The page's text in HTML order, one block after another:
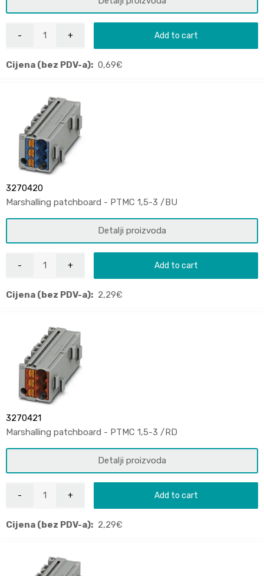
Add to cart
Cijena (bez PDV-a): 0,69€
3270420
Marshalling patchboard - PTMC 1,5-3 /BU
Detalji proizvoda
Add to cart
Cijena (bez PDV-a): 2,29€
3270421
Marshalling patchboard - PTMC 1,5-3 /RD
Detalji proizvoda
Add to cart
Cijena (bez PDV-a): 2,29€